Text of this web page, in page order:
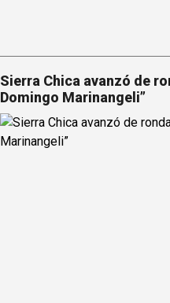
Sierra Chica avanzó de
Domingo Marinangeli”